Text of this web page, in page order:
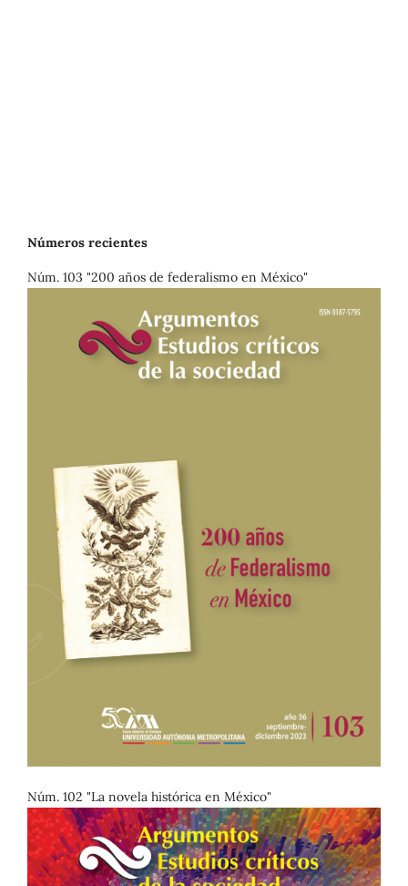
Números recientes
Núm. 103 "200 años de federalismo en México"
Núm. 102 "La novela histórica en México"